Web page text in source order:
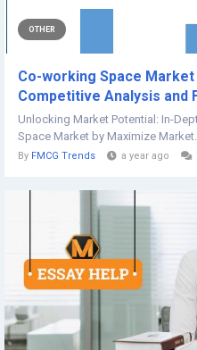
OTHER
Co-working Space
Competitive Analysis and
Unlocking Market Potential: In-
Space Market by Maximize
By FMCG Trends a year ago